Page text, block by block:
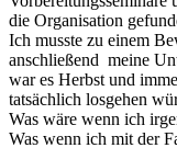
die Organisation
Ich musste zu einem
anschließend meine
war es Herbst und
tatsächlich losgehen
Was wäre wenn ich
Was wenn ich mit der